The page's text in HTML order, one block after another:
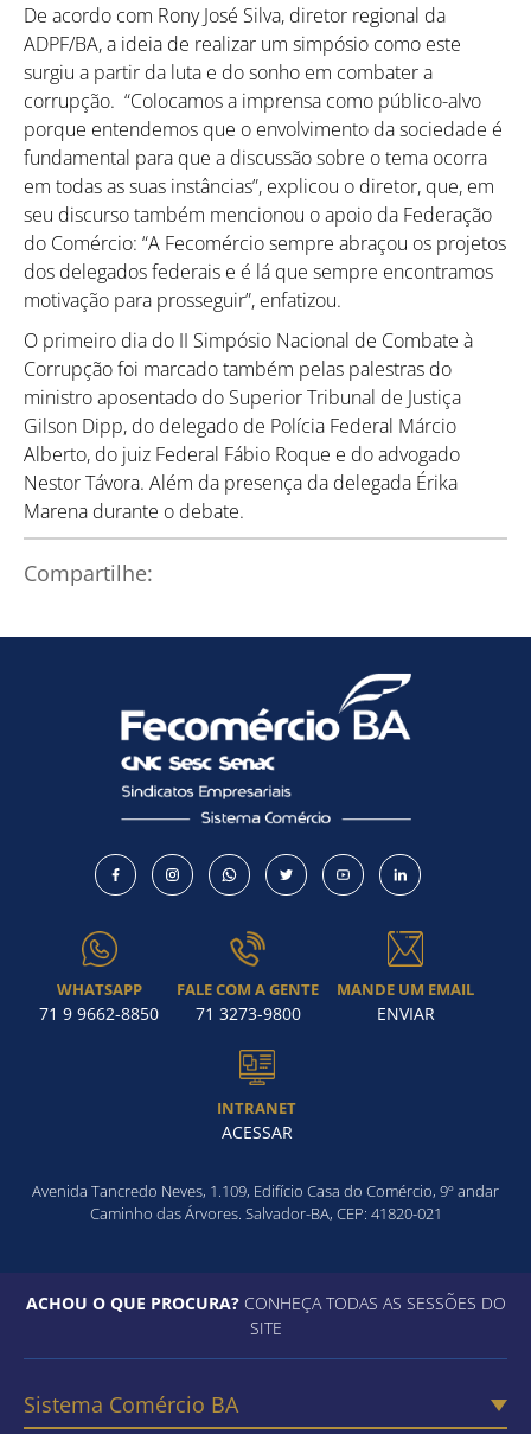
Como utilizar
De acordo com Rony José Silva, diretor regional da
ADPF/BA, a ideia de realizar um simpósio como este
surgiu a partir da luta e do sonho em combater a
corrupção. “Colocamos a imprensa como público-alvo
porque entendemos que o envolvimento da sociedade é
fundamental para que a discussão sobre o tema ocorra
em todas as suas instâncias”, explicou o diretor, que, em
seu discurso também mencionou o apoio da Federação
do Comércio: “A Fecomércio sempre abraçou os projetos
dos delegados federais e é lá que sempre encontramos
motivação para prosseguir”, enfatizou.
O primeiro dia do II Simpósio Nacional de Combate à
Corrupção foi marcado também pelas palestras do
ministro aposentado do Superior Tribunal de Justiça
Gilson Dipp, do delegado de Polícia Federal Márcio
Alberto, do juiz Federal Fábio Roque e do advogado
Nestor Távora. Além da presença da delegada Érika
Marena durante o debate.
Compartilhe:
WHATSAPP
71 9 9662-8850
FALE COM A GENTE
71 3273-9800
MANDE UM EMAIL
ENVIAR
INTRANET
ACESSAR
Avenida Tancredo Neves, 1.109, Edifício Casa do Comércio, 9º andar
Caminho das Árvores. Salvador-BA, CEP: 41820-021
ACHOU O QUE PROCURA?CONHEÇA TODAS AS SESSÕES DO
SITE
Sistema Comércio BA